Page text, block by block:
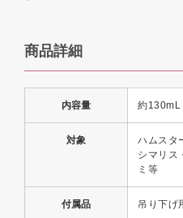
商品詳細
内容量 約130mL
対象
ハムスタ
シマリス
ミ等
付属品 吊り下げ